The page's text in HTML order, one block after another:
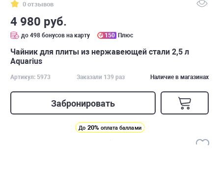
0 отзывов
4 980 руб.
до 498 бонусов на карту 150 Плюс
Чайник для плиты из нержавеющей стали 2,5 л
Aquarius
Артикул: 5973 Заказали 139 раз Наличие в магазинах
Забронировать
До 20% оплата баллами